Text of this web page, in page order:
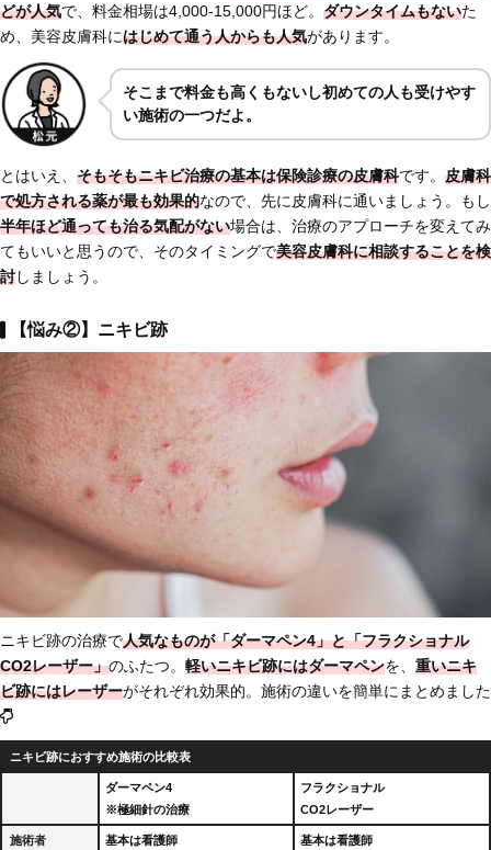
どが人気で、料金相場は4,000-15,000円ほど。 ダウンタイムもないた
め、美容皮膚科にはじめて通う人からも人気があります。
そこまで料金も高くもないし初めての人も受けやす
い施術の一つだよ。
とはいえ、 そもそもニキビ治療の基本は保険診療の皮膚科です。 皮膚科
で処方される薬が最も効果的なので、先に皮膚科に通いましょう。もし
半年ほど通っても治る気配がない場合は、治療のアプローチを変えてみ
てもいいと思うので、そのタイミングで美容皮膚科に相談することを検
討しましょう。
【悩み②】ニキビ跡
ニキビ跡の治療で人気なものが「ダーマペン4」と「フラクショナル
CO2レーザー」のふたつ。 軽いニキビ跡にはダーマペンを、 重いニキ
ビ跡にはレーザーがそれぞれ効果的。施術の違いを簡単にまとめました
ニキビ跡におすすめ施術の比較表
ダーマペン4
※極細針の治療
フラクショナル
CO2レーザー
施術者 基本は看護師 基本は看護師